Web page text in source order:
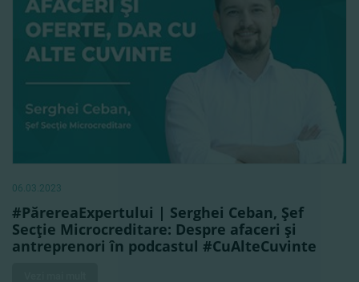
06.03.2023
#PărereaExpertului | Serghei Ceban, Şef
Secţie Microcreditare: Despre afaceri şi
antreprenori în podcastul #CuAlteCuvinte